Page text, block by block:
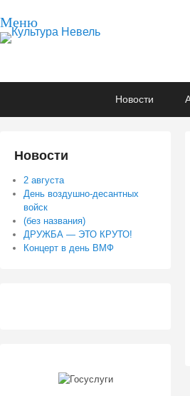
Меню
Культура
Новости
Новости
2 августа
День воздушно-десантных
войск
(без названия)
ДРУЖБА — ЭТО КРУТО!
Концерт в день ВМФ